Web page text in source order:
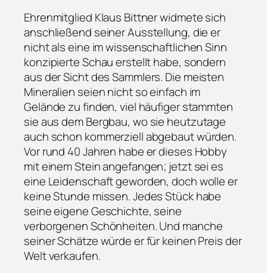
Ehrenmitglied Klaus Bittner widmete sich
anschließend seiner Ausstellung, die er
nicht als eine im wissenschaftlichen Sinn
konzipierte Schau erstellt habe, sondern
aus der Sicht des Sammlers. Die meisten
Mineralien seien nicht so einfach im
Gelände zu finden, viel häufiger stammten
sie aus dem Bergbau, wo sie heutzutage
auch schon kommerziell abgebaut würden.
Vor rund 40 Jahren habe er dieses Hobby
mit einem Stein angefangen; jetzt sei es
eine Leidenschaft geworden, doch wolle er
keine Stunde missen. Jedes Stück habe
seine eigene Geschichte, seine
verborgenen Schönheiten. Und manche
seiner Schätze würde er für keinen Preis der
Welt verkaufen.